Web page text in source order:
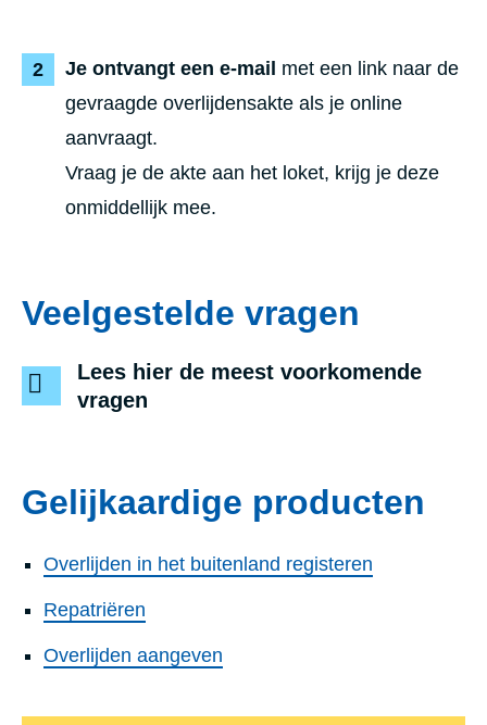
Je ontvangt een e-mail met een link naar de
gevraagde overlijdensakte als je online
aanvraagt.
Vraag je de akte aan het loket, krijg je deze
onmiddellijk mee.
Veelgestelde vragen
Lees hier de meest voorkomende
vragen
Gelijkaardige producten
Overlijden in het buitenland registeren
Repatriëren
Overlijden aangeven